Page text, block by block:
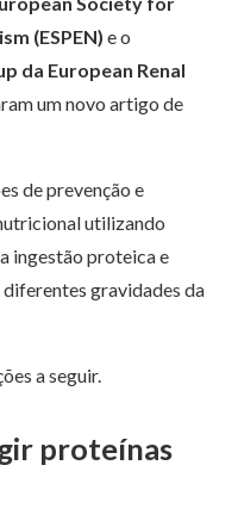
(ESPEN) e o
da European Renal
um novo artigo de
de prevenção e
utilizando
ingestão proteica e
gravidades da
a seguir.
proteínas